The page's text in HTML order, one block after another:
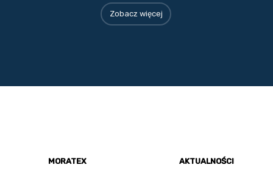
Zobacz więcej
MORATEX AKTUALNOŚCI